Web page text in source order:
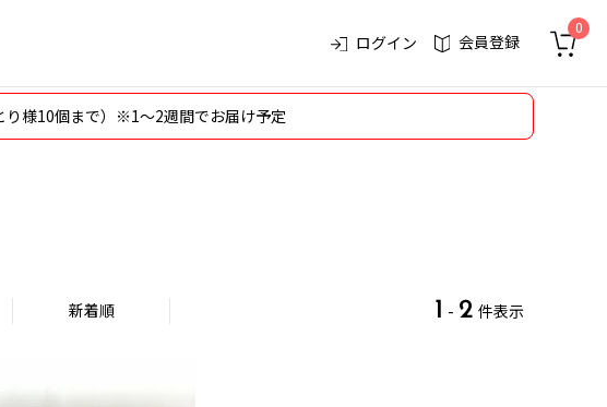
0
会員登録
ログイン
り様10個まで）※1～2週間でお届け予定
新着順 1 - 2 件表示